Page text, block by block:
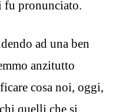
fu pronunciato.
ad una ben
anzitutto
cosa noi, oggi,
quelli che si